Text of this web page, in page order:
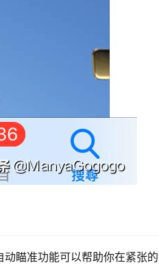
瞄准功能可以帮助你在紧张的